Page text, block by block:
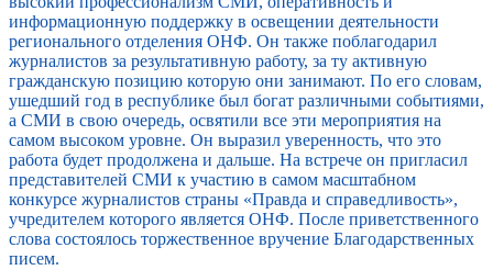
информационную поддержку в освещении деятельности
регионального отделения ОНФ. Он также поблагодарил
журналистов за результативную работу, за ту активную
гражданскую позицию которую они занимают. По его словам,
ушедший год в республике был богат различными событиями,
а СМИ в свою очередь, освятили все эти мероприятия на
самом высоком уровне. Он выразил уверенность, что это
работа будет продолжена и дальше. На встрече он пригласил
представителей СМИ к участию в самом масштабном
конкурсе журналистов страны «Правда и справедливость»,
учредителем которого является ОНФ. После приветственного
слова состоялось торжественное вручение Благодарственных
писем.